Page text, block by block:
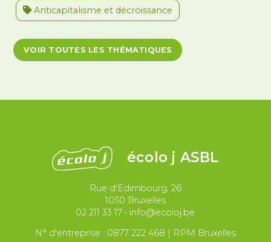
Anticapitalisme et décroissance
Antiracisme et décolonisation
Antivalidisme Climat et environnement
Justice et violences policières
Migrations et asile
Paix et droit international
VOIR TOUTES LES THÉMATIQUES
écolo j ASBL
Rue d'Edimbourg, 26
1050 Bruxelles
02 211 33 17 • info@ecoloj.be
N° d'entreprise : 0877 222 468 | RPM Bruxelles